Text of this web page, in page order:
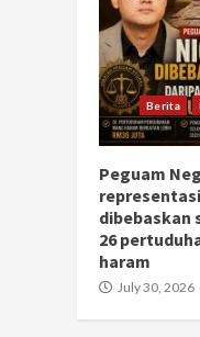
Berita
Peguam
dibebaskan
26
haram
July 30, 2026